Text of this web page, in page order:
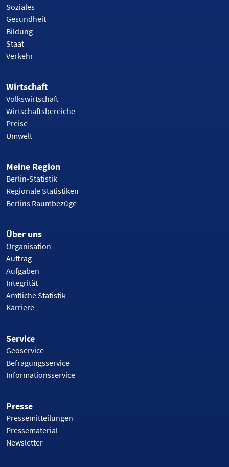
Soziales
Gesundheit
Bildung
Staat
Verkehr
Wirtschaft
Volkswirtschaft
Wirtschaftsbereiche
Preise
Umwelt
Meine Region
Berlin-Statistik
Regionale Statistiken
Berlins Raumbezüge
Über uns
Organisation
Auftrag
Aufgaben
Integrität
Amtliche Statistik
Karriere
Service
Geoservice
Befragungsservice
Informationsservice
Presse
Pressemitteilungen
Pressematerial
Newsletter